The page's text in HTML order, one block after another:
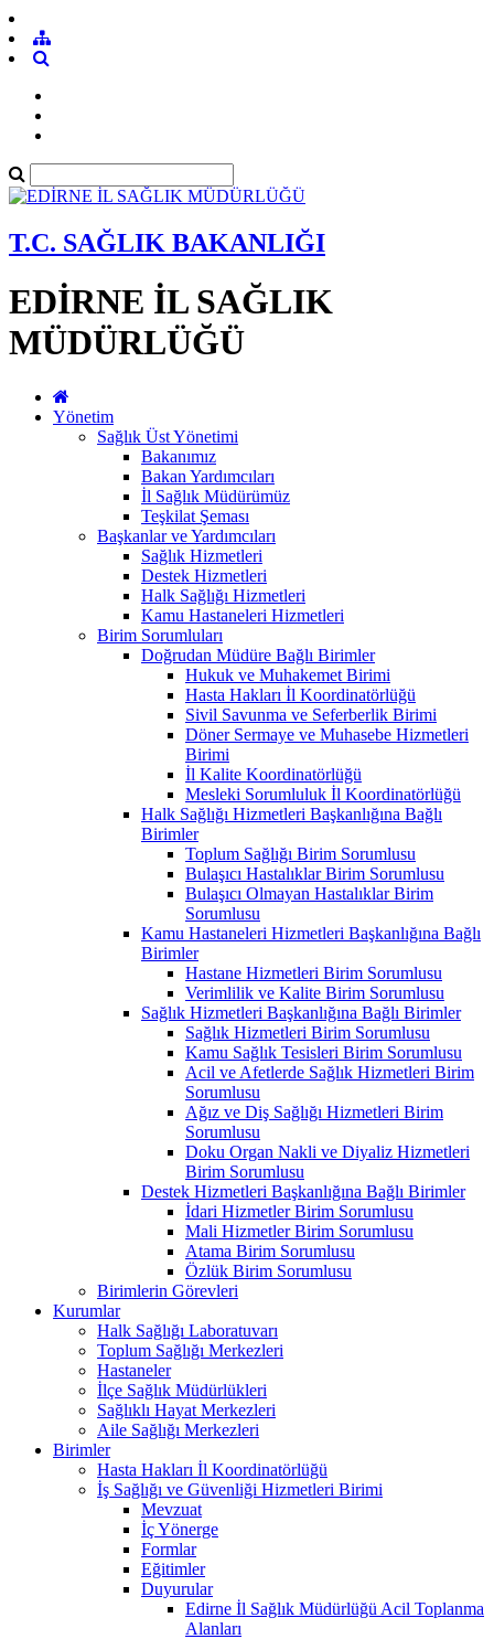
T.C. SAĞLIK BAKANLIĞI
EDİRNE İL SAĞLIK
MÜDÜRLÜĞÜ
Yönetim
Sağlık Üst Yönetimi
Bakanımız
Bakan Yardımcıları
İl Sağlık Müdürümüz
Teşkilat Şeması
Başkanlar ve Yardımcıları
Sağlık Hizmetleri
Destek Hizmetleri
Halk Sağlığı Hizmetleri
Kamu Hastaneleri Hizmetleri
Birim Sorumluları
Doğrudan Müdüre Bağlı Birimler
Hukuk ve Muhakemet Birimi
Hasta Hakları İl Koordinatörlüğü
Sivil Savunma ve Seferberlik Birimi
Döner Sermaye ve Muhasebe Hizmetleri
Birimi
İl Kalite Koordinatörlüğü
Mesleki Sorumluluk İl Koordinatörlüğü
Halk Sağlığı Hizmetleri Başkanlığına Bağlı
Birimler
Toplum Sağlığı Birim Sorumlusu
Bulaşıcı Hastalıklar Birim Sorumlusu
Bulaşıcı Olmayan Hastalıklar Birim
Sorumlusu
Kamu Hastaneleri Hizmetleri Başkanlığına Bağlı
Birimler
Hastane Hizmetleri Birim Sorumlusu
Verimlilik ve Kalite Birim Sorumlusu
Sağlık Hizmetleri Başkanlığına Bağlı Birimler
Sağlık Hizmetleri Birim Sorumlusu
Kamu Sağlık Tesisleri Birim Sorumlusu
Acil ve Afetlerde Sağlık Hizmetleri Birim
Sorumlusu
Ağız ve Diş Sağlığı Hizmetleri Birim
Sorumlusu
Doku Organ Nakli ve Diyaliz Hizmetleri
Birim Sorumlusu
Destek Hizmetleri Başkanlığına Bağlı Birimler
İdari Hizmetler Birim Sorumlusu
Mali Hizmetler Birim Sorumlusu
Atama Birim Sorumlusu
Özlük Birim Sorumlusu
Birimlerin Görevleri
Kurumlar
Halk Sağlığı Laboratuvarı
Toplum Sağlığı Merkezleri
Hastaneler
İlçe Sağlık Müdürlükleri
Sağlıklı Hayat Merkezleri
Aile Sağlığı Merkezleri
Birimler
Hasta Hakları İl Koordinatörlüğü
İş Sağlığı ve Güvenliği Hizmetleri Birimi
Mevzuat
İç Yönerge
Formlar
Eğitimler
Duyurular
Edirne İl Sağlık Müdürlüğü Acil Toplanma
Alanları